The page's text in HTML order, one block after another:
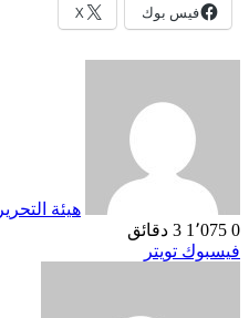
فيس بوك X
هيئة التحرير
0
3 دقائق
فيسبوك تويتر